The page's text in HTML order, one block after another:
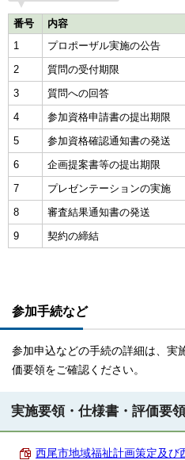
番号 内容
1
プロポーザル実施の公告
2
質問の受付期限
3
質問への回答
4
参加資格申請書の提出期限
5
参加資格確認通知書の発送
6
企画提案書等の提出期限
7
プレゼンテーションの実施
8
審査結果通知書の発送
9
契約の締結
参加手続など
参加申込などの手続の詳細は、実
価要領をご確認ください。
実施要領・仕様書・評価要領
西尾市地域福祉計画策定及び